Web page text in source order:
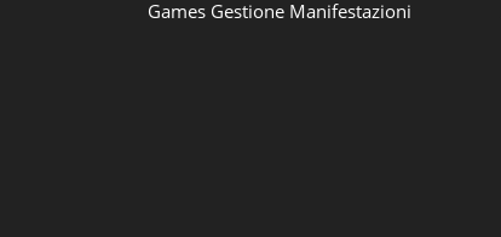
Games Gestione Manifestazioni